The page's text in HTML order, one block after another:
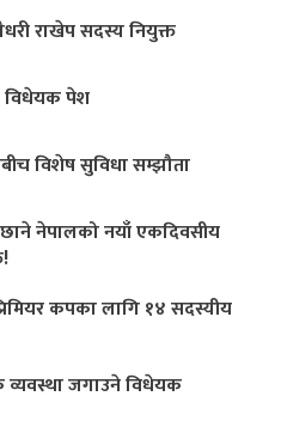
राखेप सदस्य नियुक्त
विधेयक पेश
विशेष सुविधा सम्झौता
नेपालको नयाँ एकदिवसीय
कपका लागि १४ सदस्यीय
जगाउने विधेयक